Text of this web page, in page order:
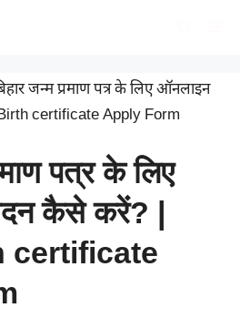
जन्म प्रमाण पत्र के लिए ऑनलाइन
certificate Apply Form
पत्र के लिए
कैसे करें? |
certificate